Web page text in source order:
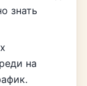
знать
на